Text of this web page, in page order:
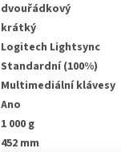
dvouřádkový
krátký
Logitech Lightsync
Standardní (100%)
Multimediální klávesy
Ano
1 000 g
452 mm